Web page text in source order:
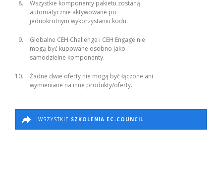
Wszystkie komponenty pakietu zostaną
automatycznie aktywowane po
jednokrotnym wykorzystaniu kodu.
Globalne CEH Challenge i CEH Engage nie
mogą być kupowane osobno jako
samodzielne komponenty.
Żadne dwie oferty nie mogą być łączone ani
wymieniane na inne produkty/oferty.
WSZYSTKIE SZKOLENIA EC-COUNCIL